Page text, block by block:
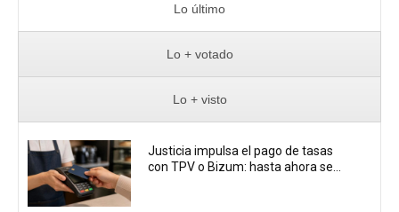
Lo último
Lo + votado
Lo + visto
Justicia impulsa el pago de tasas
con TPV o Bizum: hasta ahora se...